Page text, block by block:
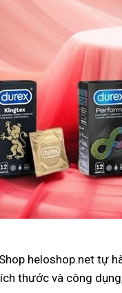
heloshop.net tự
thước và công